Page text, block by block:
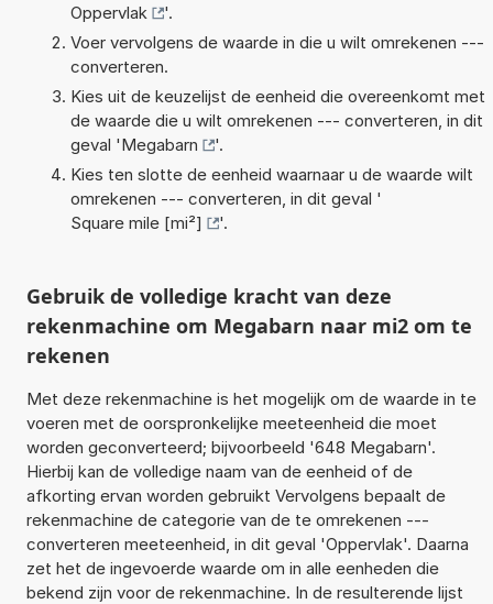
Oppervlak
'.
Voer vervolgens de waarde in die u wilt omrekenen ---
converteren.
Kies uit de keuzelijst de eenheid die overeenkomt met
de waarde die u wilt omrekenen --- converteren, in dit
geval 'Megabarn
'.
Kies ten slotte de eenheid waarnaar u de waarde wilt
omrekenen --- converteren, in dit geval '
Square mile [mi²]
'.
Gebruik de volledige kracht van deze
rekenmachine om Megabarn naar mi2 om te
rekenen
Met deze rekenmachine is het mogelijk om de waarde in te
voeren met de oorspronkelijke meeteenheid die moet
worden geconverteerd; bijvoorbeeld '648 Megabarn'.
Hierbij kan de volledige naam van de eenheid of de
afkorting ervan worden gebruikt Vervolgens bepaalt de
rekenmachine de categorie van de te omrekenen ---
converteren meeteenheid, in dit geval 'Oppervlak'. Daarna
zet het de ingevoerde waarde om in alle eenheden die
bekend zijn voor de rekenmachine. In de resulterende lijst